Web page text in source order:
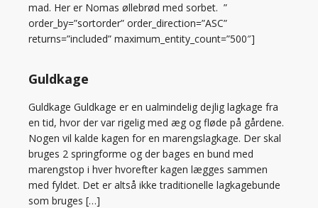
mad. Her er Nomas øllebrød med sorbet. ”
order_by=”sortorder” order_direction=”ASC”
returns=”included” maximum_entity_count=”500″]
Guldkage
Guldkage Guldkage er en ualmindelig dejlig lagkage fra
en tid, hvor der var rigelig med æg og fløde på gårdene.
Nogen vil kalde kagen for en marengslagkage. Der skal
bruges 2 springforme og der bages en bund med
marengstop i hver hvorefter kagen lægges sammen
med fyldet. Det er altså ikke traditionelle lagkagebunde
som bruges […]